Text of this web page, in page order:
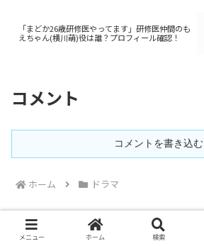
「まどか26歳研修医やってます」研修医仲間のも
えちゃん(横川萌)役は誰？プロフィール確認！
コメント
コメントを書き込む
ホーム ドラマ
メニュー ホーム 検索